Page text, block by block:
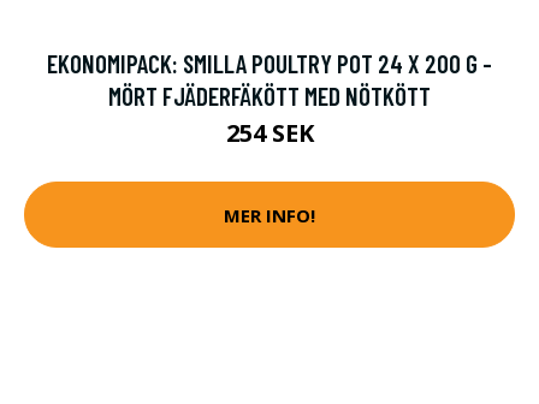
EKONOMIPACK: SMILLA POULTRY POT 24 X 200 G -
MÖRT FJÄDERFÄKÖTT MED NÖTKÖTT
254 SEK
MER INFO!